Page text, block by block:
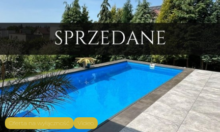
Oferta na wyłączność Video